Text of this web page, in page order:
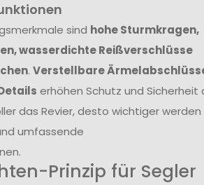
sind hohe Sturmkragen,
wasserdichte Reißverschlüsse
. Verstellbare
erhöhen Schutz und Sicherheit
das Revier, desto wichtiger werden
umfassende
Prinzip für Segler